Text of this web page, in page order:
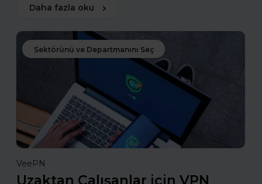
Daha fazla oku
Sektörünü ve Departmanını Seç
VeePN
Uzaktan Çalışanlar için VPN